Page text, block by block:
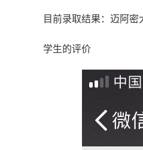
目前录取结果：迈阿
学生的评价